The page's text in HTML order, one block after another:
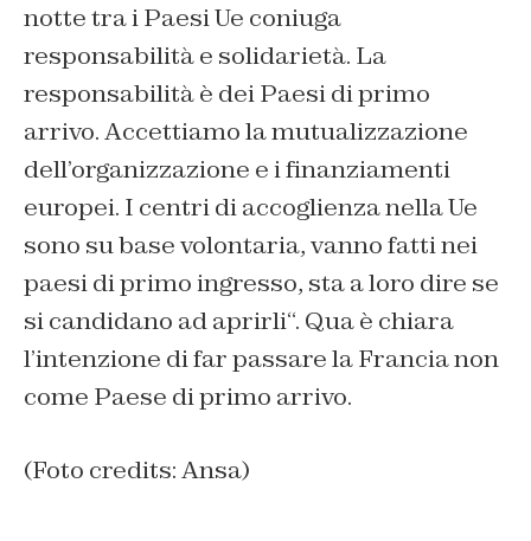
notte tra i Paesi Ue coniuga
responsabilità e solidarietà. La
responsabilità è dei Paesi di primo
arrivo. Accettiamo la mutualizzazione
dell’organizzazione e i finanziamenti
europei. I centri di accoglienza nella Ue
sono su base volontaria, vanno fatti nei
paesi di primo ingresso, sta a loro dire se
si candidano ad aprirli“. Qua è chiara
l’intenzione di far passare la Francia non
come Paese di primo arrivo.
(Foto credits: Ansa)